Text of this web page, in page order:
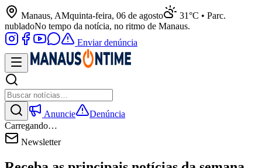
Manaus, AMquinta-feira, 06 de agosto
31°C • Parc.
nubladoNo tempo da notícia, no ritmo de Manaus.
Enviar denúncia
Anuncie
Denúncia
Carregando…
Newsletter